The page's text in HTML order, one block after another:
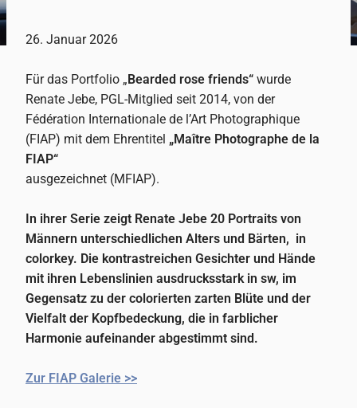
26. Januar 2026
Für das Portfolio „Bearded rose friends“ wurde
Renate Jebe, PGL-Mitglied seit 2014, von der
Fédération Internationale de l’Art Photographique
(FIAP) mit dem Ehrentitel „Maître Photographe de la
FIAP“
ausgezeichnet (MFIAP).
In ihrer Serie zeigt Renate Jebe 20 Portraits von
Männern unterschiedlichen Alters und Bärten, in
colorkey. Die kontrastreichen Gesichter und Hände
mit ihren Lebenslinien ausdrucksstark in sw, im
Gegensatz zu der colorierten zarten Blüte und der
Vielfalt der Kopfbedeckung, die in farblicher
Harmonie aufeinander abgestimmt sind.
Zur FIAP Galerie >>